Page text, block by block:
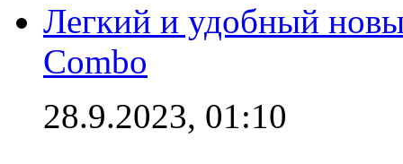
Легкий и удобный
Combo
28.9.2023, 01:10